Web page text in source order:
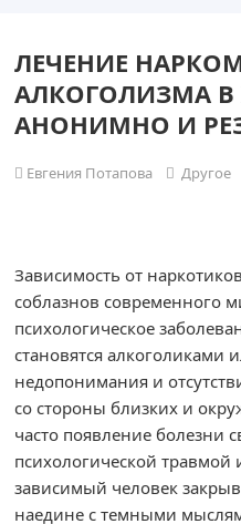
ЛЕЧЕНИЕ
АЛКОГОЛИЗМА В
АНОНИМНО И
Евгения Потапова Другое
Зависимость от
соблазнов современного
психологическое
становятся алкоголиками
недопонимания и
со стороны близких и
часто появление болезни
психологической травмой
зависимый человек
наедине с темными